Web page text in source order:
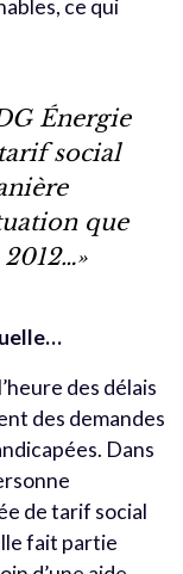
ce qui
Énergie
social
que
des délais
des demandes
Dans
de tarif social
fait partie